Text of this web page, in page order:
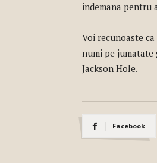
indemana pentru
Voi recunoaste
numi pe jumatate
Jackson Hole.
Facebook